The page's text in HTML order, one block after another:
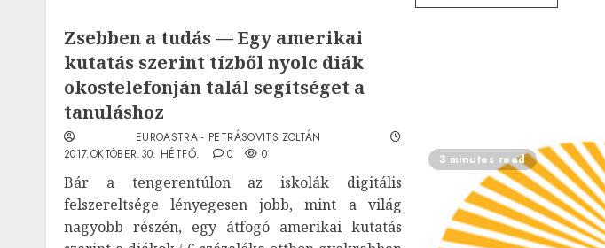
3 minutes read
Zsebben a tudás — Egy amerikai
kutatás szerint tízből nyolc diák
okostelefonján talál segítséget a
tanuláshoz
EUROASTRA - PETRÁSOVITS ZOLTÁN
2017.OKTÓBER.30. HÉTFŐ.
0 0
Bár a tengerentúlon az iskolák digitális
felszereltsége lényegesen jobb, mint a világ
nagyobb részén, egy átfogó amerikai kutatás